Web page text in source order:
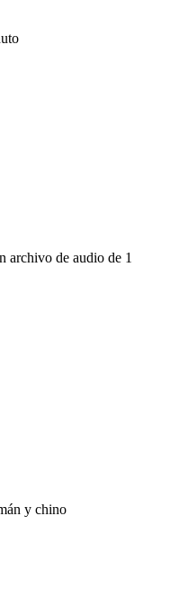
archivo de audio de 1
y chino